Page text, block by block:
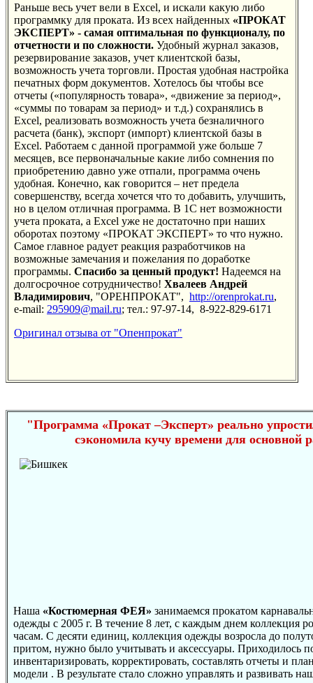
Раньше весь учет вели в Excel, и искали какую либо
программку для проката. Из всех найденных «ПРОКАТ
ЭКСПЕРТ» - самая оптимальная по функционалу, по
отчетности и по сложности. Удобный журнал заказов,
резервирование заказов, учет клиентской базы,
возможность учета торговли. Простая удобная настройка
печатных форм документов. Хотелось бы чтобы все
отчеты («популярность товара», «движение за период»,
«суммы по товарам за период» и т.д.) сохранялись в
Excel, реализовать возможность учета безналичного
расчета (банк), экспорт (импорт) клиентской базы в
Excel. Работаем с данной программой уже больше 7
месяцев, все первоначальные какие либо сомнения по
приобретению давно уже отпали, программа очень
удобная. Конечно, как говорится – нет предела
совершенству, всегда хочется что то добавить, улучшить,
но в целом отличная программа. В 1С нет возможности
учета проката, а Excel уже не достаточно при наших
оборотах поэтому «ПРОКАТ ЭКСПЕРТ» то что нужно.
Самое главное радует реакция разработчиков на
возможные замечания и пожелания по доработке
программы. Спасибо за ценный продукт! Надеемся на
долгосрочное сотрудничество! Хвалеев Андрей
Владимирович, "ОРЕНПРОКАТ", http://orenprokat.ru,
e-mail: 295909@mail.ru; тел.: 97-97-14, 8-922-829-6171
Оригинал отзыва от "Опенпрокат"
"Программа «Прокат –Эксперт» реально
сэкономила кучу времени для основной
Наша «Костюмерная ФЕЯ» занимаемся прокатом
одежды с 2005 г. В течение 8 лет, с каждым днем коллекция
часам. С десяти единиц, коллекция одежды возросла до
притом, нужно было учитывать и аксессуары. Приходилось
инвентаризировать, корректировать, составлять отчеты и
модели . В результате стало сложно управлять и развивать